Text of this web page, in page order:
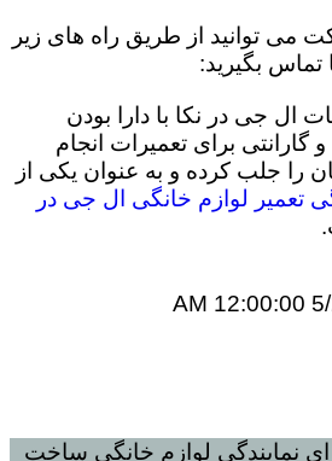
می توانید از طریق راه های زیر
بگیرید:
جی در نکا با دارا بودن
برای تعمیرات انجام
را جلب کرده و به عنوان یکی از
تعمیر لوازم خانگی ال جی در
5/
نمایندگی لوازم خانگی ساخت